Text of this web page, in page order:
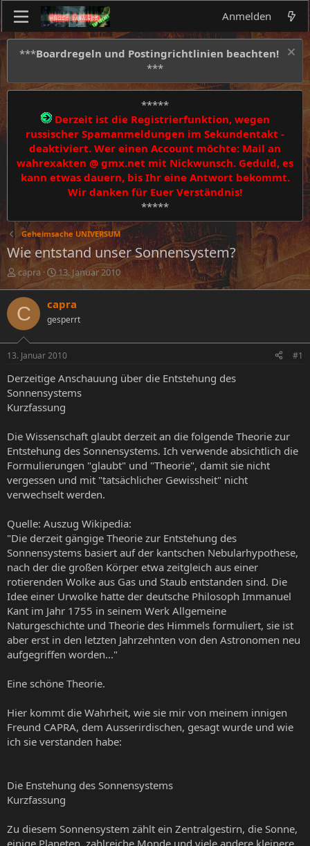
Anmelden
***Boardregeln und Postingrichtlinien beachten!
***
*****
Derzeit ist die Registrierfunktion, wegen
russischer Spamanmeldungen im Sekundentakt -
deaktiviert. Wer einen Account möchte: Mail an
wahrexakten @ gmx.net mit Nickwunsch. Geduld, es
kann etwas dauern, bis Ihr eine Antwort bekommt.
Wir danken für Euer Verständnis!
*****
Geheimsache UNIVERSUM
Wie entstand unser Sonnensystem?
E
s
t
e
l
l
e
capra
E
r
t
e
l
t
m
13. Januar 2010
C capra
gesperrt
13. Januar 2010 #1
Derzeitige Anschauung über die Entstehung des
Sonnensystems
Kurzfassung
Die Wissenschaft glaubt derzeit an die folgende Theorie zur
Entstehung des Sonnensystems. Ich verwende absichtlich die
Formulierungen "glaubt" und "Theorie", damit sie nicht
vergessen und mit "tatsächlicher Gewissheit" nicht
verwechselt werden.
Quelle: Auszug Wikipedia:
"Die derzeit gängige Theorie zur Entstehung des
Sonnensystems basiert auf der kantschen Nebularhypothese,
nach der die großen Körper etwa zeitgleich aus einer
rotierenden Wolke aus Gas und Staub entstanden sind. Die
Idee einer Urwolke hatte der deutsche Philosoph Immanuel
Kant im Jahr 1755 in seinem Werk Allgemeine
Naturgeschichte und Theorie des Himmels formuliert, sie ist
aber erst in den letzten Jahrzehnten von den Astronomen neu
aufgegriffen worden..."
Eine schöne Theorie.
Hier kommt die Wahrheit, wie sie mir von meinem innigen
Freund CAPRA, dem Ausserirdischen, gesagt wurde und wie
ich sie verstanden habe:
Die Enstehung des Sonnensystems
Kurzfassung
Zu diesem Sonnensystem zählt ein Zentralgestirn, die Sonne,
einige Planeten, zahlreiche Monde und viele andere kleinere